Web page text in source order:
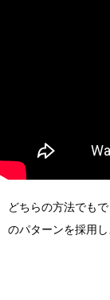
どちらの方法でも
のパターンを採用し